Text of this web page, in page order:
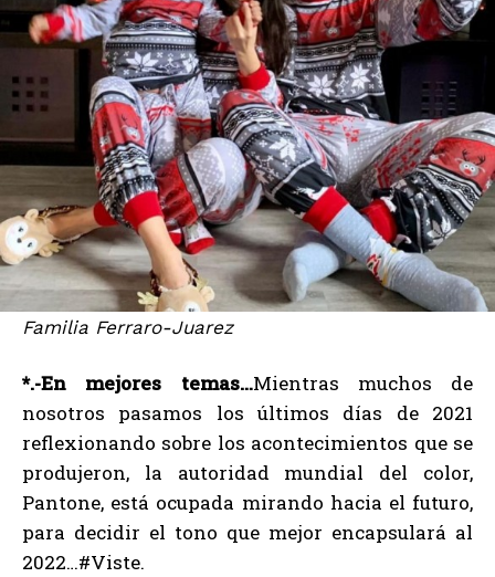
Familia Ferraro-Juarez
*.-En mejores temas…Mientras muchos de
nosotros pasamos los últimos días de 2021
reflexionando sobre los acontecimientos que se
produjeron, la autoridad mundial del color,
Pantone, está ocupada mirando hacia el futuro,
para decidir el tono que mejor encapsulará al
2022…#Viste.